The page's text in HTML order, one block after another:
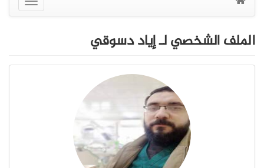
عرض
القائمة
الملف الشخصي لـ إياد دسوقي